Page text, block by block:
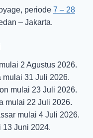
periode 7 – 28
– Jakarta.
2 Agustus 2026.
31 Juli 2026.
mulai 23 Juli 2026.
mulai 22 Juli 2026.
mulai 4 Juli 2026.
Juni 2024.